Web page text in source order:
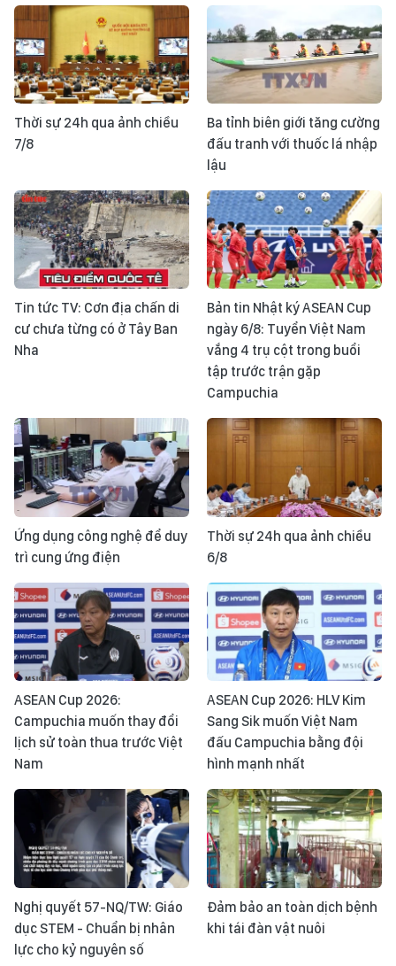
Thời sự 24h qua ảnh chiều
7/8
Ba tỉnh biên giới tăng cường
đấu tranh với thuốc lá nhập
lậu
Tin tức TV: Cơn địa chấn di
cư chưa từng có ở Tây Ban
Nha
Bản tin Nhật ký ASEAN Cup
ngày 6/8: Tuyển Việt Nam
vắng 4 trụ cột trong buổi
tập trước trận gặp
Campuchia
Ứng dụng công nghệ để duy
trì cung ứng điện
Thời sự 24h qua ảnh chiều
6/8
ASEAN Cup 2026:
Campuchia muốn thay đổi
lịch sử toàn thua trước Việt
Nam
ASEAN Cup 2026: HLV Kim
Sang Sik muốn Việt Nam
đấu Campuchia bằng đội
hình mạnh nhất
Nghị quyết 57-NQ/TW: Giáo
dục STEM - Chuẩn bị nhân
lực cho kỷ nguyên số
Đảm bảo an toàn dịch bệnh
khi tái đàn vật nuôi